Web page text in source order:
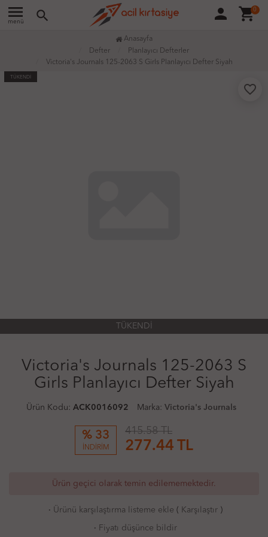
menu
menü search person shopping_cart
0
Anasayfa
Defter
Planlayıcı Defterler
Victoria's Journals 125-2063 S Girls Planlayıcı Defter Siyah
TÜKENDİ
favorite_border
TÜKENDİ
Victoria's Journals 125-2063 S
Girls Planlayıcı Defter Siyah
Ürün Kodu: ACK0016092 Marka: Victoria's Journals
% 33
İNDİRİM
415.58 TL
277.44 TL
Ürün geçici olarak temin edilememektedir.
· Ürünü karşılaştırma listeme ekle ( Karşılaştır)
· Fiyatı düşünce bildir